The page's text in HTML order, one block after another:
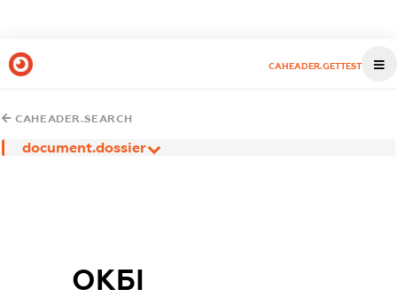
CAHEADER.GETTEST
CAHEADER.SEARCH
document.dossier
ОКБІ